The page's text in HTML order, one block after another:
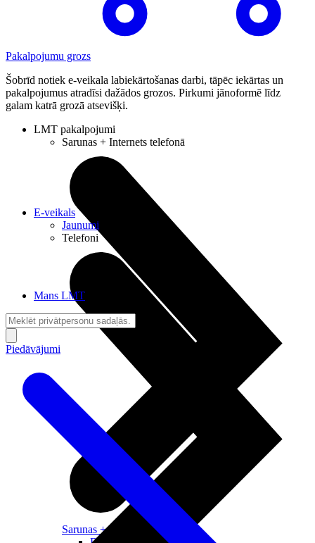
Pakalpojumu grozs
Šobrīd notiek e-veikala labiekārtošanas darbi, tāpēc iekārtas un
pakalpojumus atradīsi dažādos grozos. Pirkumi jānoformē līdz
galam katrā grozā atsevišķi.
LMT pakalpojumi
Sarunas + Internets telefonā
Sarunas + Internets
E-veikals
Jaunumi
Telefoni
Mans LMT
Piedāvājumi